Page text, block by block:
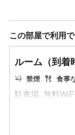
この部屋で利用
ルーム（到着
禁煙 食事